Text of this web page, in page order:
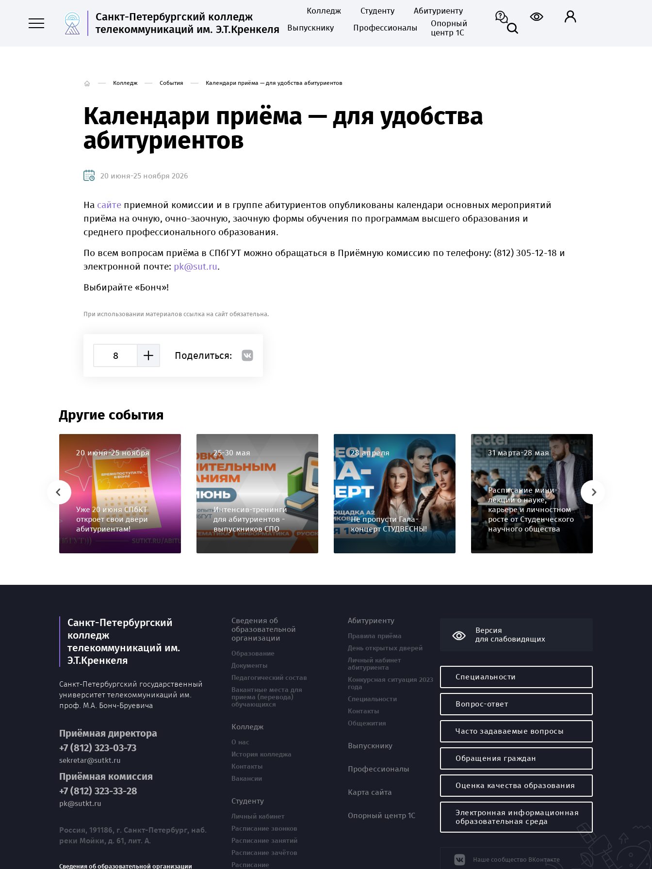
Санкт-Петербургский колледж
телекоммуникаций им. Э.Т.Кренкеля
Колледж Студенту
Абитуриенту
Выпускнику
Профессионалы
Опорный
центр 1С
Колледж События Календари приёма — для удобства абитуриентов
Календари приёма — для удобства
абитуриентов
20 июня-25 ноября 2026
На сайте приемной комиссии и в группе абитуриентов опубликованы календари основных мероприятий
приёма на очную, очно-заочную, заочную формы обучения по программам высшего образования и
среднего профессионального образования.
По всем вопросам приёма в СПбГУТ можно обращаться в Приёмную комиссию по телефону: (812) 305-12-18 и
электронной почте: pk@sut.ru.
Выбирайте «Бонч»!
При использовании материалов ссылка на сайт обязательна.
8 Поделиться:
Другие события
20 июня-25 ноября
Уже 20 июня СПбКТ
откроет свои двери
абитуриентам!
25-30 мая
Интенсив-тренинги
для абитуриентов -
выпускников СПО
28 апреля
Не пропусти Гала-
концерт СТУДВЕСНЫ!
31 марта-28 мая
Расписание мини-
лекций о науке,
карьере и личностном
росте от Студенческого
научного общества
Санкт-Петербургский
колледж
телекоммуникаций им.
Э.Т.Кренкеля
Санкт-Петербургский государственный
университет телекоммуникаций им.
проф. М.А. Бонч-Бруевича
Приёмная директора
+7 (812) 323-03-73
sekretar@sutkt.ru
Приёмная комиссия
+7 (812) 323-33-28
pk@sutkt.ru
Россия, 191186, г. Санкт-Петербург, наб.
реки Мойки, д. 61, лит. А.
Сведения об образовательной организации
Сведения об
образовательной
организации
Образование
Документы
Педагогический состав
Вакантные места для
приема (перевода)
обучающихся
Колледж
О нас
История колледжа
Контакты
Вакансии
Студенту
Личный кабинет
Расписание звонков
Расписание занятий
Расписание зачётов
Расписание
Абитуриенту
Правила приёма
День открытых дверей
Личный кабинет
абитуриента
Конкурсная ситуация 2023
года
Специальности
Контакты
Общежития
Выпускнику
Профессионалы
Карта сайта
Опорный центр 1С
Версия
для слабовидящих
Специальности
Вопрос-ответ
Часто задаваемые вопросы
Обращения граждан
Оценка качества образования
Электронная информационная
образовательная среда
Наше сообщество ВКонтакте